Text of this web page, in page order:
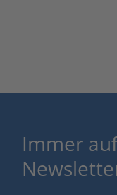
Immer